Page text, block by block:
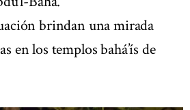
brindan una mirada
en los templos bahá’ís de